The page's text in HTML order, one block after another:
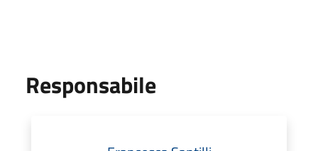
Responsabile